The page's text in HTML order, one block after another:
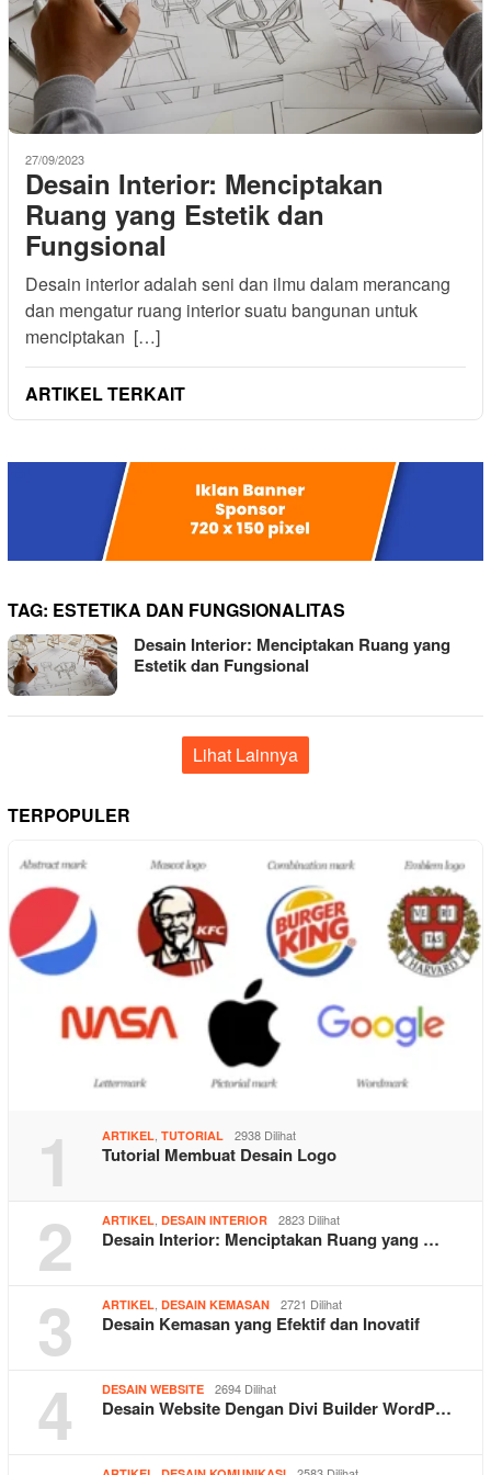
27/09/2023
Desain Interior: Menciptakan
Ruang yang Estetik dan
Fungsional
Desain interior adalah seni dan ilmu dalam merancang
dan mengatur ruang interior suatu bangunan untuk
menciptakan […]
ARTIKEL TERKAIT
TAG: ESTETIKA DAN FUNGSIONALITAS
Desain Interior: Menciptakan Ruang yang
Estetik dan Fungsional
Lihat Lainnya
TERPOPULER
1 ARTIKEL TUTORIAL 2938 Dilihat
Tutorial Membuat Desain Logo
2 ARTIKEL DESAIN INTERIOR 2823 Dilihat
Desain Interior: Menciptakan Ruang yang …
3 ARTIKEL DESAIN KEMASAN 2721 Dilihat
Desain Kemasan yang Efektif dan Inovatif
4 DESAIN WEBSITE 2694 Dilihat
Desain Website Dengan Divi Builder WordP…